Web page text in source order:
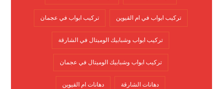
تركيب ابواب في ام القيوين تركيب ابواب في عجمان
تركيب ابواب وشبابيك الوميتال في الشارقة
تركيب ابواب وشبابيك الوميتال في عجمان
دهانات الشارقة دهانات ام القيوين